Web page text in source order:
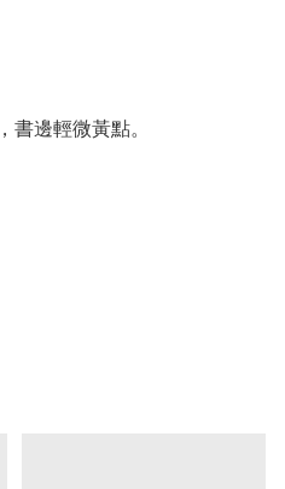
書邊輕微黃點。